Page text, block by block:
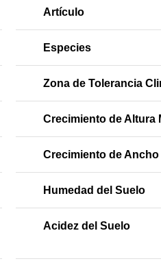
Artículo
Especies
Zona de Tolerancia
Crecimiento de Altura
Crecimiento de Ancho
Humedad del Suelo
Acidez del Suelo